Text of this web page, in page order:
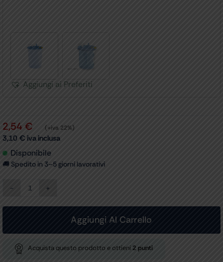
Aggiungi ai Preferiti
2,54 € (+iva 22%)
3,10 € iva inclusa
Disponibile
🚚 Spedito in 3–5 giorni lavorativi
SACCA
1
coperchio,
per
28270
Aggiungi Al Carrello
Acquista questo prodotto e ottieni 2 punti